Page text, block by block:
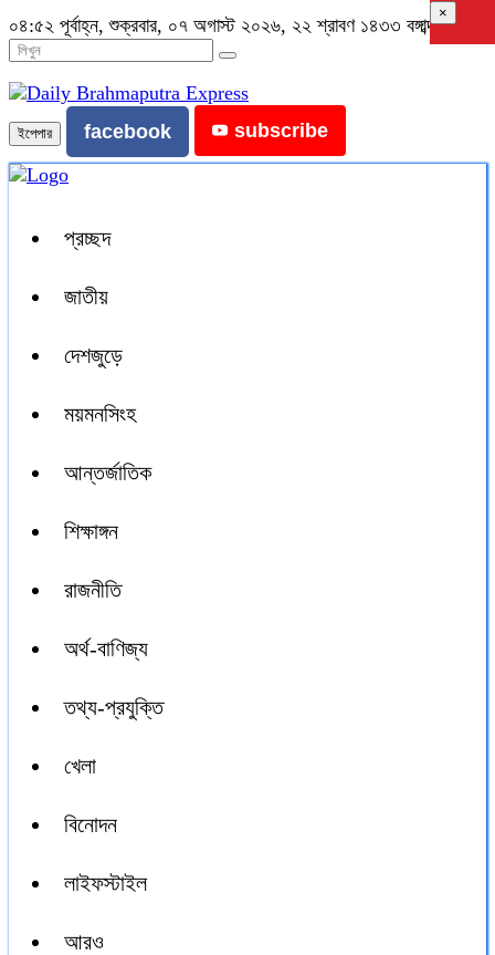
০৪:৫২ পূর্বাহ্ন, শুক্রবার, ০৭ অগাস্ট ২০২৬, ২২ শ্রাবণ ১৪৩৩ বঙ্গাব্দ
ইপেপার facebook subscribe
প্রচ্ছদ
জাতীয়
দেশজুড়ে
ময়মনসিংহ
আন্তর্জাতিক
শিক্ষাঙ্গন
রাজনীতি
অর্থ-বাণিজ্য
তথ্য-প্রযুক্তি
খেলা
বিনোদন
লাইফস্টাইল
আরও
×